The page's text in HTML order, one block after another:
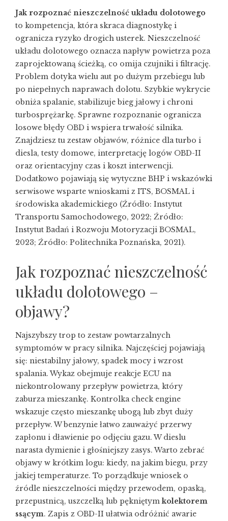
Jak rozpoznać nieszczelność układu dolotowego
to kompetencja, która skraca diagnostykę i
ogranicza ryzyko drogich usterek. Nieszczelność
układu dolotowego oznacza napływ powietrza poza
zaprojektowaną ścieżką, co omija czujniki i filtrację.
Problem dotyka wielu aut po dużym przebiegu lub
po niepełnych naprawach dolotu. Szybkie wykrycie
obniża spalanie, stabilizuje bieg jałowy i chroni
turbosprężarkę. Sprawne rozpoznanie ogranicza
losowe błędy OBD i wspiera trwałość silnika.
Znajdziesz tu zestaw objawów, różnice dla turbo i
diesla, testy domowe, interpretację logów OBD-II
oraz orientacyjny czas i koszt interwencji.
Dodatkowo pojawiają się wytyczne BHP i wskazówki
serwisowe wsparte wnioskami z ITS, BOSMAL i
środowiska akademickiego (Źródło: Instytut
Transportu Samochodowego, 2022; Źródło:
Instytut Badań i Rozwoju Motoryzacji BOSMAL,
2023; Źródło: Politechnika Poznańska, 2021).
Jak rozpoznać nieszczelność
układu dolotowego –
objawy?
Najszybszy trop to zestaw powtarzalnych
symptomów w pracy silnika. Najczęściej pojawiają
się: niestabilny jałowy, spadek mocy i wzrost
spalania. Wykaz obejmuje reakcje ECU na
niekontrolowany przepływ powietrza, który
zaburza mieszankę. Kontrolka check engine
wskazuje często mieszankę ubogą lub zbyt duży
przepływ. W benzynie łatwo zauważyć przerwy
zapłonu i dławienie po odjęciu gazu. W dieslu
narasta dymienie i głośniejszy zasys. Warto zebrać
objawy w krótkim logu: kiedy, na jakim biegu, przy
jakiej temperaturze. To porządkuje wniosek o
źródle nieszczelności między przewodem, opaską,
przepustnicą, uszczelką lub pękniętymkolektorem
ssącym. Zapis z OBD-II ułatwia odróżnić awarie